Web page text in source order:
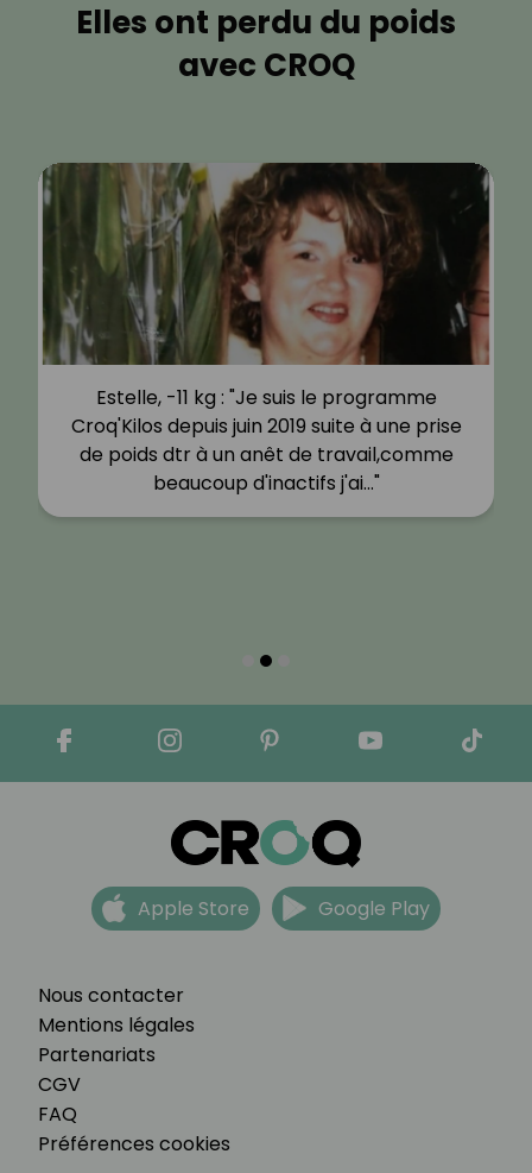
Elles ont perdu du poids
avec CROQ
Estelle, -11 kg : "Je suis le programme
Croq'Kilos depuis juin 2019 suite à une prise
de poids dtr à un anêt de travail,comme
beaucoup d'inactifs j'ai…"
Nous contacter
Mentions légales
Partenariats
CGV
FAQ
Préférences cookies
Apple Store Google Play